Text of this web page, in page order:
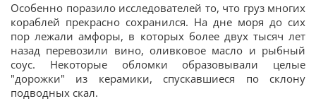
Особенно поразило исследователей то, что груз многих
кораблей прекрасно сохранился. На дне моря до сих
пор лежали амфоры, в которых более двух тысяч лет
назад перевозили вино, оливковое масло и рыбный
соус. Некоторые обломки образовывали целые
"дорожки" из керамики, спускавшиеся по склону
подводных скал.